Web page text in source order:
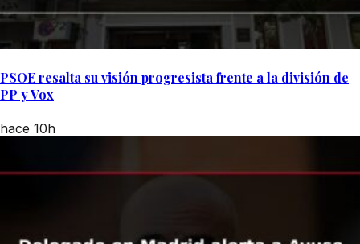
PSOE resalta su visión progresista frente a la división de
PP y Vox
hace 10h